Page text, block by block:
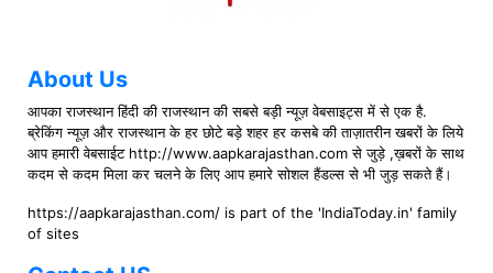
About Us
आपका राजस्थान हिंदी की राजस्थान की सबसे बड़ी न्यूज़ वेबसाइट्स में से एक है.
ब्रेकिंग न्यूज़ और राजस्थान के हर छोटे बड़े शहर हर कसबे की ताज़ातरीन खबरों के लिये
आप हमारी वेबसाईट http://www.aapkarajasthan.com से जुड़े ,ख़बरों के साथ
कदम से कदम मिला कर चलने के लिए आप हमारे सोशल हैंडल्स से भी जुड़ सकते हैं।
https://aapkarajasthan.com/ is part of the 'IndiaToday.in' family
of sites